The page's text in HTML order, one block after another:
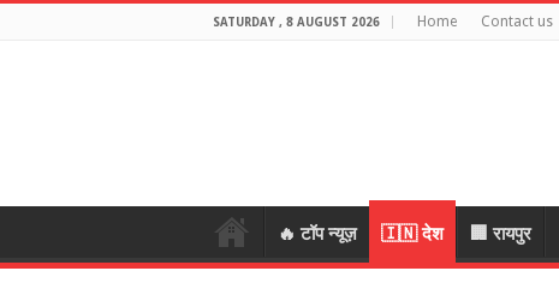
SATURDAY , 8 AUGUST 2026 Home Contact us
🔥 टॉप न्यूज़ 🇮🇳 देश 🏢 रायपुर